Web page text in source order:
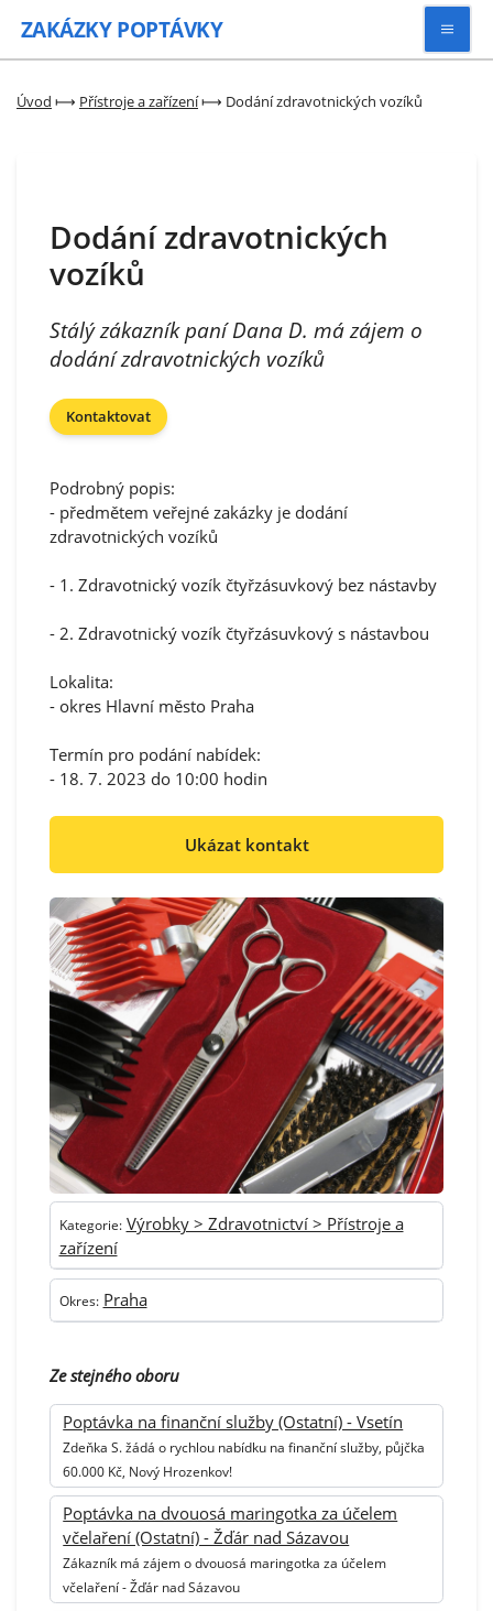
ZAKÁZKY POPTÁVKY
Vyhledávat
Kategorie
Úvod ⟼ Přístroje a zařízení⟼ Dodání zdravotnických vozíků
Dodání zdravotnických
vozíků
Stálý zákazník paní Dana D. má zájem o
dodání zdravotnických vozíků
Kontaktovat
Podrobný popis:
- předmětem veřejné zakázky je dodání
zdravotnických vozíků
- 1. Zdravotnický vozík čtyřzásuvkový bez nástavby
- 2. Zdravotnický vozík čtyřzásuvkový s nástavbou
Lokalita:
- okres Hlavní město Praha
Termín pro podání nabídek:
- 18. 7. 2023 do 10:00 hodin
Ukázat kontakt
Kategorie: Výrobky > Zdravotnictví > Přístroje a
zařízení
Okres: Praha
Ze stejného oboru
Poptávka na finanční služby (Ostatní) - Vsetín
Zdeňka S. žádá o rychlou nabídku na finanční služby, půjčka
60.000 Kč, Nový Hrozenkov!
Poptávka na dvouosá maringotka za účelem
včelaření (Ostatní) - Žďár nad Sázavou
Zákazník má zájem o dvouosá maringotka za účelem
včelaření - Žďár nad Sázavou